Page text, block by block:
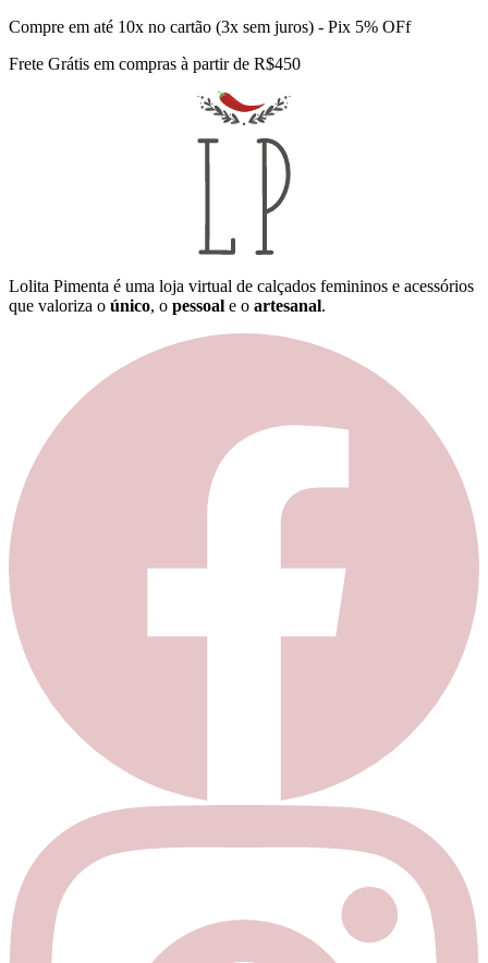
Compre em até 10x no cartão (3x sem juros) - Pix 5% OFf
Frete Grátis em compras à partir de R$450
Lolita Pimenta é uma loja virtual de calçados femininos e acessórios
que valoriza o único, o pessoal e o artesanal.